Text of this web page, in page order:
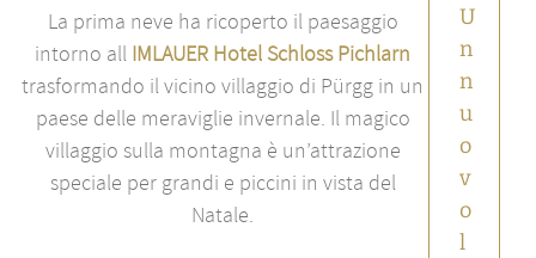
La prima neve ha ricoperto il paesaggio
intorno all IMLAUER Hotel Schloss Pichlarn
trasformando il vicino villaggio di Pürgg in un
paese delle meraviglie invernale. Il magico
villaggio sulla montagna è un’attrazione
speciale per grandi e piccini in vista del
Natale.
IMLAUER
Brasserie
Mirabell
Cucina
indulgenza
Notizie
Salisburgo
U
n
n
u
o
v
o
l